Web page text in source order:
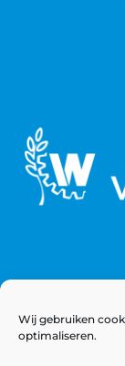
Wij gebruiken
optimaliseren.